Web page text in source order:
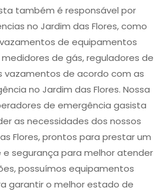
também é responsável por
no Jardim das Flores, como
de equipamentos
de gás, reguladores de
vazamentos de acordo com as
no Jardim das Flores. Nossa
de emergência gasista
as necessidades dos nossos
Flores, prontos para prestar um
e segurança para melhor atender
possuímos equipamentos
garantir o melhor estado de